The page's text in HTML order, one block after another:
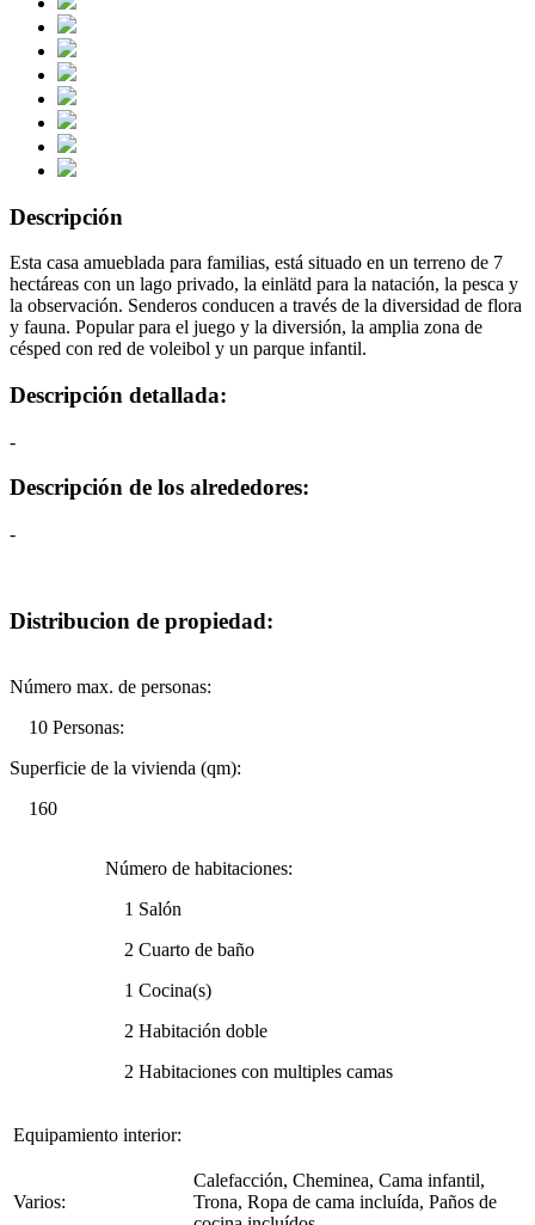
Descripción
Esta casa amueblada para familias, está situado en un terreno de 7
hectáreas con un lago privado, la einlätd para la natación, la pesca y
la observación. Senderos conducen a través de la diversidad de flora
y fauna. Popular para el juego y la diversión, la amplia zona de
césped con red de voleibol y un parque infantil.
Descripción detallada:
-
Descripción de los alrededores:
-
Distribucion de propiedad:
Número max. de personas:
10 Personas:
Superficie de la vivienda (qm):
160
Número de habitaciones:
1 Salón
2 Cuarto de baño
1 Cocina(s)
2 Habitación doble
2 Habitaciones con multiples camas
Equipamiento interior:
Varios:
Calefacción, Cheminea, Cama infantil,
Trona, Ropa de cama incluída, Paños de